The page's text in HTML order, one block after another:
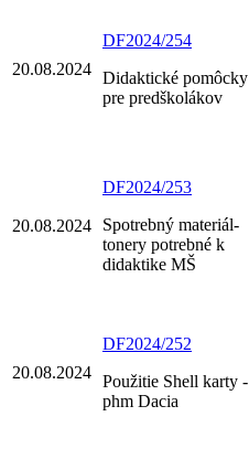
20.08.2024
DF2024/254
Didaktické pomôcky
pre predškolákov
20.08.2024
DF2024/253
Spotrebný materiál-
tonery potrebné k
didaktike MŠ
20.08.2024
DF2024/252
Použitie Shell karty -
phm Dacia